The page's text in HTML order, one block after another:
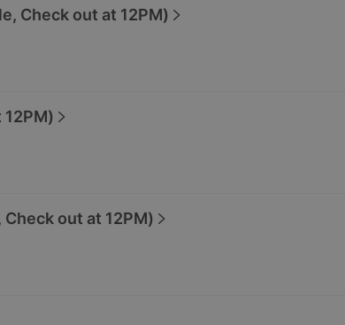
Check out at 12PM)
12PM)
Check out at 12PM)